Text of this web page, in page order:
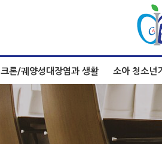
크론/궤양성대장염과 생활 소아 청소년